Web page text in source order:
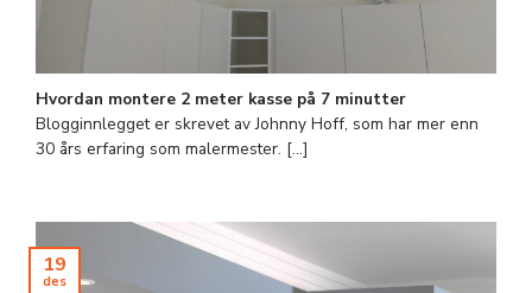
Hvordan montere 2 meter kasse på 7 minutter
Blogginnlegget er skrevet av Johnny Hoff, som har mer enn
30 års erfaring som malermester. [...]
19
des